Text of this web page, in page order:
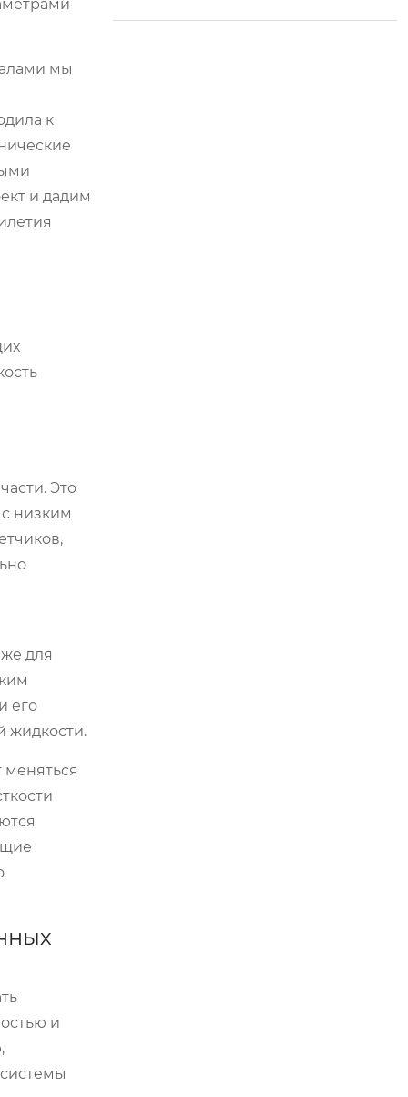
мы
к
и дадим
Это
низким
для
его
жидкости.
меняться
и
эру в управлении с